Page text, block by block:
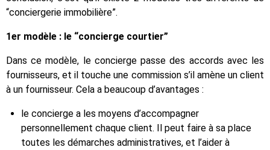
“conciergerie immobilière”.
1er modèle : le “concierge courtier”
Dans ce modèle, le concierge passe des accords avec les
fournisseurs, et il touche une commission s’il amène un client
à un fournisseur. Cela a beaucoup d’avantages :
le concierge a les moyens d’accompagner
personnellement chaque client. Il peut faire à sa place
toutes les démarches administratives, et l’aider à